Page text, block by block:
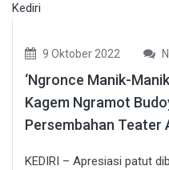
9 Oktober 2022
‘Ngronce Manik-
Kagem Ngramot
Persembahan Teater
KEDIRI – Apresiasi patut